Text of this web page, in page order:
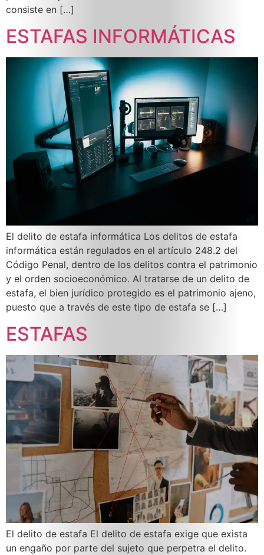
consiste en […]
ESTAFAS INFORMÁTICAS
El delito de estafa informática Los delitos de estafa
informática están regulados en el artículo 248.2 del
Código Penal, dentro de los delitos contra el patrimonio
y el orden socioeconómico. Al tratarse de un delito de
estafa, el bien jurídico protegido es el patrimonio ajeno,
puesto que a través de este tipo de estafa se […]
ESTAFAS
El delito de estafa El delito de estafa exige que exista
un engaño por parte del sujeto que perpetra el delito.